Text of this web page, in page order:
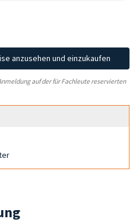
anzusehen und einzukaufen
auf der für Fachleute reservierten